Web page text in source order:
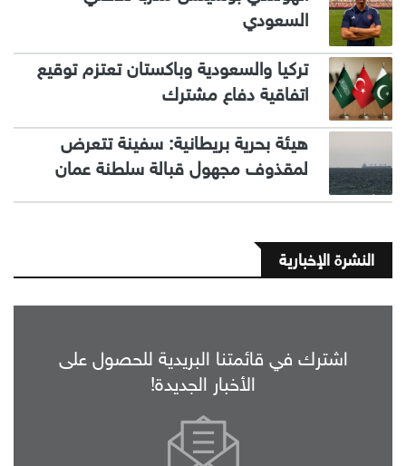
السعودي
تركيا والسعودية وباكستان تعتزم توقيع
اتفاقية دفاع مشترك
هيئة بحرية بريطانية: سفينة تتعرض
لمقذوف مجهول قبالة سلطنة عمان
النشرة الإخبارية
اشترك في قائمتنا البريدية للحصول على
الأخبار الجديدة!